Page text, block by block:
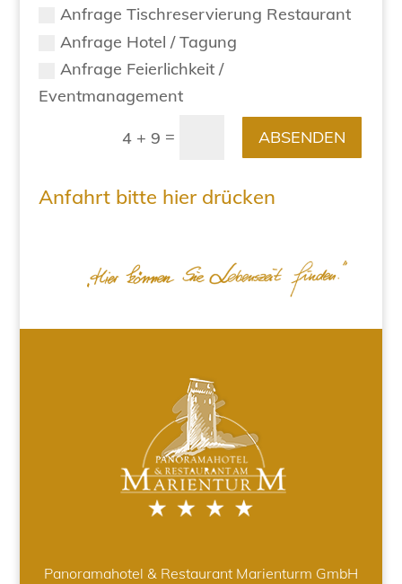
Anfrage Tischreservierung Restaurant
Anfrage Hotel / Tagung
Anfrage Feierlichkeit /
Eventmanagement
4 + 9 = ABSENDEN
Anfahrt bitte hier drücken
Panoramahotel & Restaurant Marienturm GmbH